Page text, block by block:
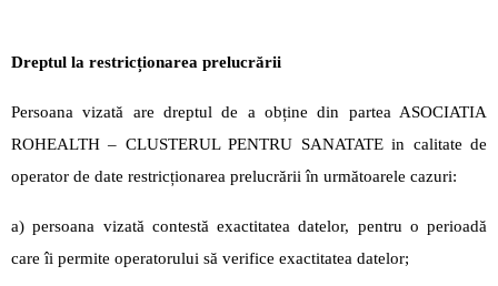
Dreptul la restricționarea prelucrării
Persoana vizată are dreptul de a obține din partea ASOCIATIA
ROHEALTH – CLUSTERUL PENTRU SANATATE in calitate de
operator de date restricționarea prelucrării în următoarele cazuri:
a) persoana vizată contestă exactitatea datelor, pentru o perioadă
care îi permite operatorului să verifice exactitatea datelor;